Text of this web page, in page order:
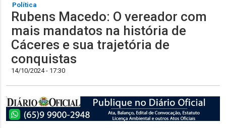
Política
Rubens Macedo: O vereador com
mais mandatos na história de
Cáceres e sua trajetória de
conquistas
14/10/2024 - 17:30